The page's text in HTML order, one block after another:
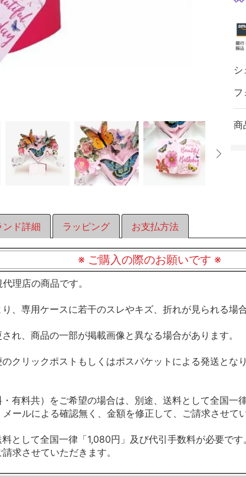
シ
フ
商
ンド詳細 ラッピング お支払方法
※ ご購入の際のお願いです ※
理店の商品です。
、専用ケースに若干のスレやキズ、折れが見られる場合
れ、商品の一部が掲載画像と異なる場合があります。
クリックポストもしくはポスパケットによる発送とな
有料共）をご希望の場合は、別途、送料として全国一
ールによる確認無く、金額を修正して、ご請求させて
として全国一律「1,080円」及び代引手数料が必要で
求させていただきます。